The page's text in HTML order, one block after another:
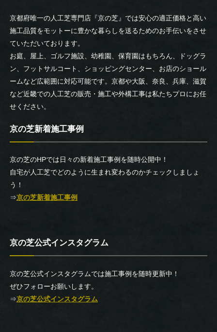
京都府唯一の人工芝専門店『京の芝』では安心の適正価格と高い
施工品質をモットーに豊かな暮らしを送るためのお手伝いをさせ
ていただいております。
お庭、屋上、ゴルフ施設、幼稚園、保育園はもちろん、ドッグラ
ン、フットサルコート、ショッピングセンター、お店のショール
ームなど広範囲に対応可能です。京都や大阪、奈良、兵庫、滋賀
など近畿での人工芝の販売・施工や外構工事は私たちプロにお任
せください。
京の芝新着施工事例
京の芝のHPでは日々の新着施工事例を随時公開中！
自宅が人工芝でどのように生まれ変わるのかチェックしましょ
う！
⇒京の芝新着施工事例
京の芝公式インスタグラム
京の芝公式インスタグラムでは施工事例を随時更新中！
ぜひフォローお願いします。
⇒京の芝公式インスタグラム